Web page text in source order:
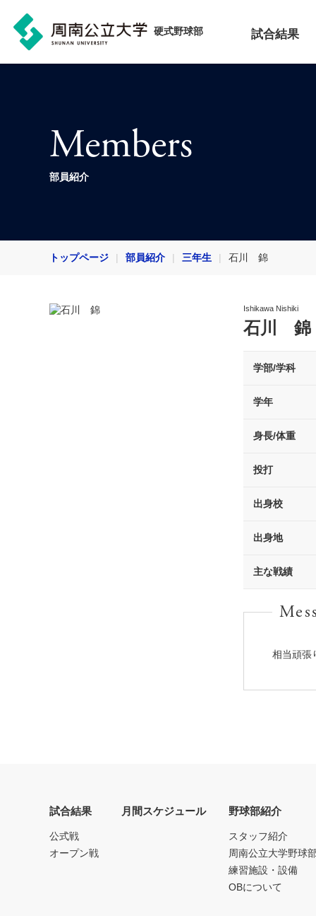
硬式野球部 試合結果
Members
部員紹介
トップページ 部員紹介 三年生 石川 錦
Ishikawa Nishiki
石川 錦
学部/学科
学年
身長/体重
投打
出身校
出身地
主な戦績
相当頑張
試合結果
公式戦
オープン戦
月間スケジュール 野球部紹介
スタッフ紹介
周南公立大学野球
練習施設・設備
OBについて